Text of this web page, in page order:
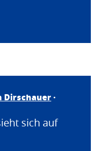
Dirschauer·
sich auf